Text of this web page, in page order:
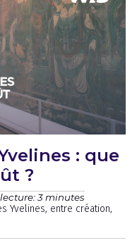
: que
?
3 minutes
Yvelines, entre création,